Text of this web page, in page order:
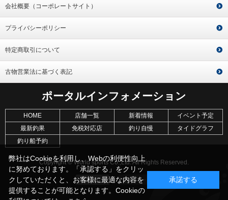
会社概要（コーポレートサイト）
プライバシーポリシー
特定商取引について
古物営業法に基づく表記
ポータルインフォメーション
HOME 店舗一覧 新着情報
イベント予定
最新釣果
免税対応店 釣り自慢
タイドグラフ
釣り船予約
Copyright © World sports Co.,Ltd. All Rights Reserved.
弊社はCookieを利用し、Webの利便性向上
に努めております。「承認する」をクリッ
クしていただくと、お客様に最適な内容を
提供することが可能となります。Cookieの
承諾する